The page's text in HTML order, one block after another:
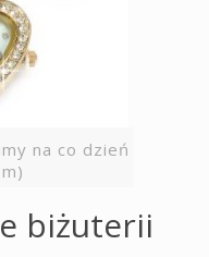
na co dzień
biżuterii